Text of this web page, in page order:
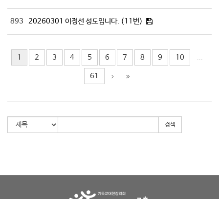
893 20260301 이정선 성도입니다. (11번)
1 2 3 4 5 6 7 8 9 10 ...
61
검색